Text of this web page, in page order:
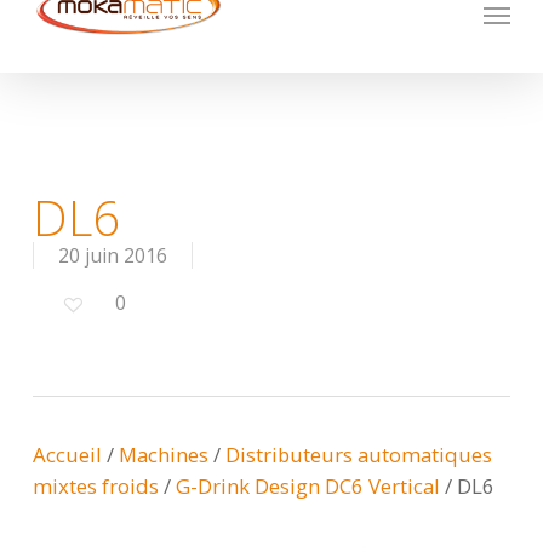
DL6
20 juin 2016
0
Accueil / Machines / Distributeurs automatiques
mixtes froids /G-Drink Design DC6 Vertical / DL6